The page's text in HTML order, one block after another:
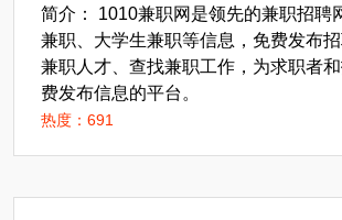
简介： 1010兼职网是领先的兼职招聘
兼职、大学生兼职等信息，免费发布
兼职人才、查找兼职工作，为求职者
费发布信息的平台。
热度：691